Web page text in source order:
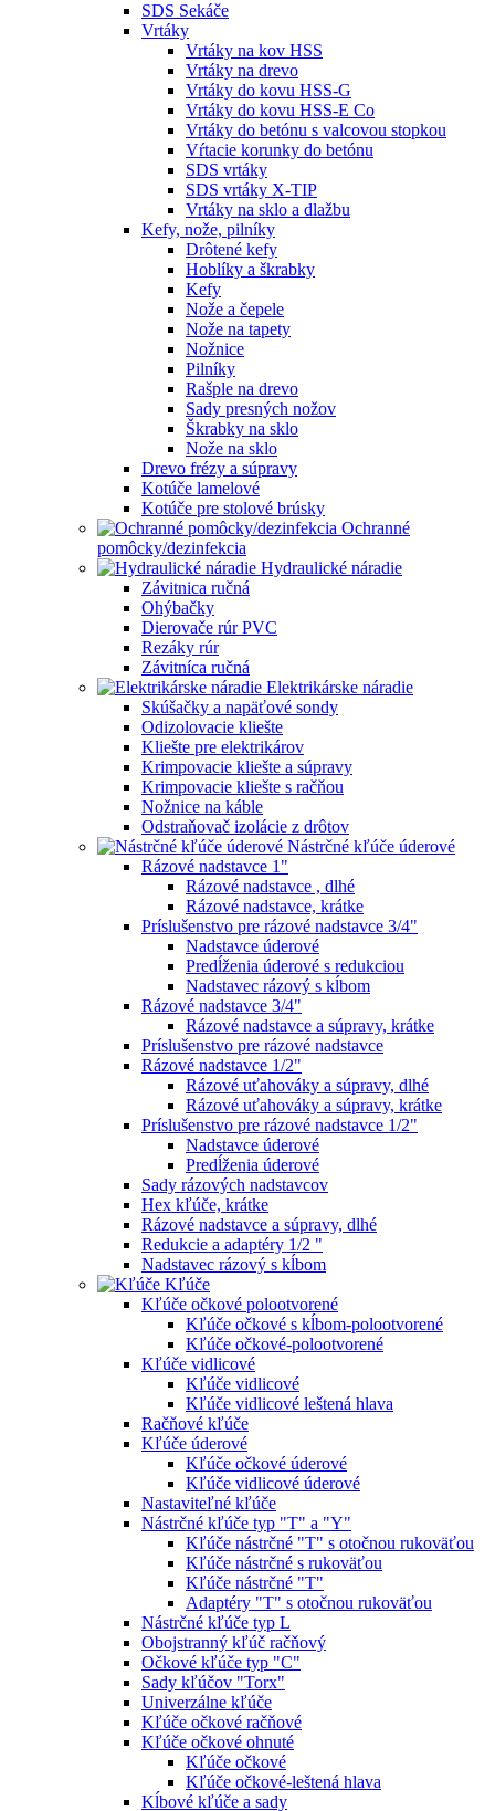
SDS Sekáče
Vrtáky
Vrtáky na kov HSS
Vrtáky na drevo
Vrtáky do kovu HSS-G
Vrtáky do kovu HSS-E Co
Vrtáky do betónu s valcovou stopkou
Vŕtacie korunky do betónu
SDS vrtáky
SDS vrtáky X-TIP
Vrtáky na sklo a dlažbu
Kefy, nože, pilníky
Drôtené kefy
Hoblíky a škrabky
Kefy
Nože a čepele
Nože na tapety
Nožnice
Pilníky
Rašple na drevo
Sady presných nožov
Škrabky na sklo
Nože na sklo
Drevo frézy a súpravy
Kotúče lamelové
Kotúče pre stolové brúsky
Ochranné
pomôcky/dezinfekcia
Hydraulické náradie
Závitnica ručná
Ohýbačky
Dierovače rúr PVC
Rezáky rúr
Závitníca ručná
Elektrikárske náradie
Skúšačky a napäťové sondy
Odizolovacie kliešte
Kliešte pre elektrikárov
Krimpovacie kliešte a súpravy
Krimpovacie kliešte s račňou
Nožnice na káble
Odstraňovač izolácie z drôtov
Nástrčné kľúče úderové
Rázové nadstavce 1"
Rázové nadstavce , dlhé
Rázové nadstavce, krátke
Príslušenstvo pre rázové nadstavce 3/4"
Nadstavce úderové
Predĺženia úderové s redukciou
Nadstavec rázový s kĺbom
Rázové nadstavce 3/4"
Rázové nadstavce a súpravy, krátke
Príslušenstvo pre rázové nadstavce
Rázové nadstavce 1/2"
Rázové uťahováky a súpravy, dlhé
Rázové uťahováky a súpravy, krátke
Príslušenstvo pre rázové nadstavce 1/2"
Nadstavce úderové
Predĺženia úderové
Sady rázových nadstavcov
Hex kľúče, krátke
Rázové nadstavce a súpravy, dlhé
Redukcie a adaptéry 1/2 "
Nadstavec rázový s kĺbom
Kľúče
Kľúče očkové polootvorené
Kľúče očkové s kĺbom-polootvorené
Kľúče očkové-polootvorené
Kľúče vidlicové
Kľúče vidlicové
Kľúče vidlicové leštená hlava
Račňové kľúče
Kľúče úderové
Kľúče očkové úderové
Kľúče vidlicové úderové
Nastaviteľné kľúče
Nástrčné kľúče typ "T" a "Y"
Kľúče nástrčné "T" s otočnou rukoväťou
Kľúče nástrčné s rukoväťou
Kľúče nástrčné "T"
Adaptéry "T" s otočnou rukoväťou
Nástrčné kľúče typ L
Obojstranný kľúč račňový
Očkové kľúče typ "C"
Sady kľúčov "Torx"
Univerzálne kľúče
Kľúče očkové račňové
Kľúče očkové ohnuté
Kľúče očkové
Kľúče očkové-leštená hlava
Kĺbové kľúče a sady